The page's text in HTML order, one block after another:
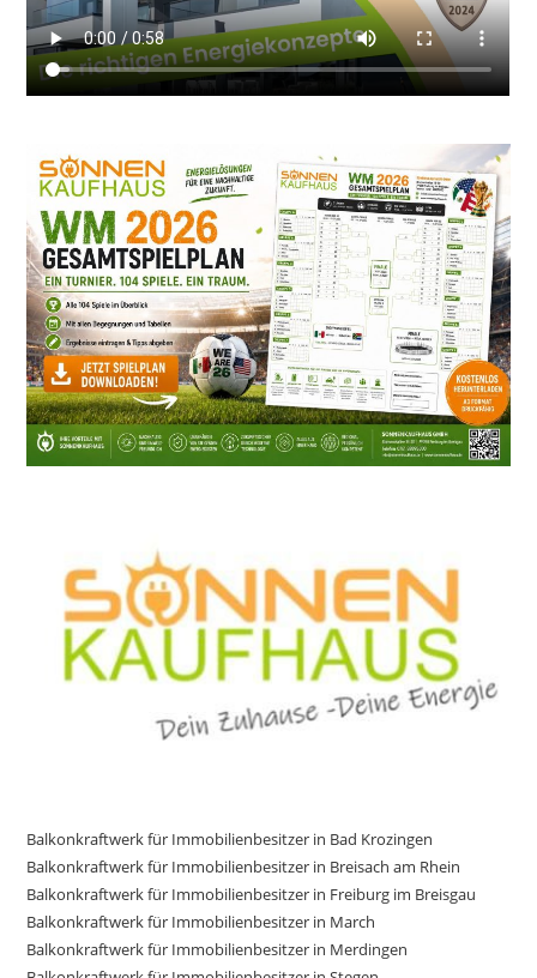
Balkonkraftwerk für Immobilienbesitzer in Bad Krozingen
Balkonkraftwerk für Immobilienbesitzer in Breisach am Rhein
Balkonkraftwerk für Immobilienbesitzer in Freiburg im Breisgau
Balkonkraftwerk für Immobilienbesitzer in March
Balkonkraftwerk für Immobilienbesitzer in Merdingen